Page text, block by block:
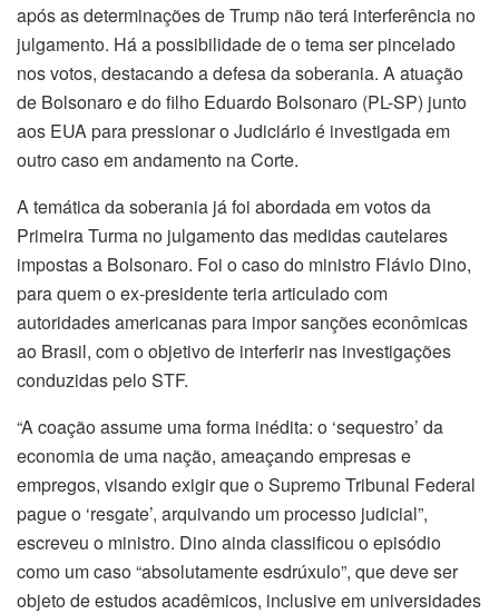
após as determinações de Trump não terá interferência no
julgamento. Há a possibilidade de o tema ser pincelado
nos votos, destacando a defesa da soberania. A atuação
de Bolsonaro e do filho Eduardo Bolsonaro (PL-SP) junto
aos EUA para pressionar o Judiciário é investigada em
outro caso em andamento na Corte.
A temática da soberania já foi abordada em votos da
Primeira Turma no julgamento das medidas cautelares
impostas a Bolsonaro. Foi o caso do ministro Flávio Dino,
para quem o ex-presidente teria articulado com
autoridades americanas para impor sanções econômicas
ao Brasil, com o objetivo de interferir nas investigações
conduzidas pelo STF.
“A coação assume uma forma inédita: o ‘sequestro’ da
economia de uma nação, ameaçando empresas e
empregos, visando exigir que o Supremo Tribunal Federal
pague o ‘resgate’, arquivando um processo judicial”,
escreveu o ministro. Dino ainda classificou o episódio
como um caso “absolutamente esdrúxulo”, que deve ser
objeto de estudos acadêmicos, inclusive em universidades